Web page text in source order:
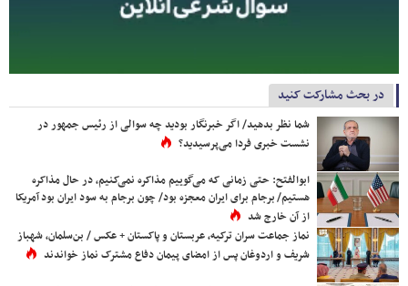
در بحث مشارکت کنید
شما نظر بدهید/ اگر خبرنگار بودید چه سوالی از رئیس جمهور در
نشست خبری فردا می‌پرسیدید؟
ابوالفتح: حتی زمانی که می‌گوییم مذاکره نمی‌کنیم، در حال مذاکره
هستیم/ برجام برای ایران معجزه بود/ چون برجام به سود ایران بود آمریکا
از آن خارج شد
نماز جماعت سران ترکیه، عربستان و پاکستان + عکس / بن‌سلمان، شهباز
شریف و اردوغان پس از امضای پیمان دفاع مشترک نماز خواندند